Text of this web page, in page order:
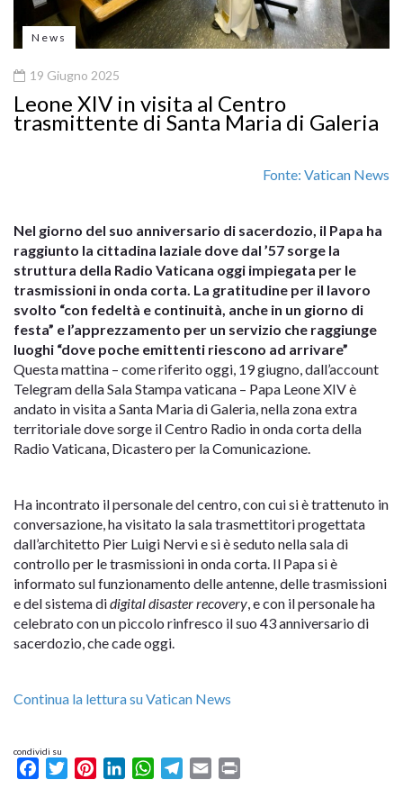
News
19 Giugno 2025
Leone XIV in visita al Centro
trasmittente di Santa Maria di Galeria
Fonte: Vatican News
Nel giorno del suo anniversario di sacerdozio, il Papa ha
raggiunto la cittadina laziale dove dal ’57 sorge la
struttura della Radio Vaticana oggi impiegata per le
trasmissioni in onda corta. La gratitudine per il lavoro
svolto “con fedeltà e continuità, anche in un giorno di
festa” e l’apprezzamento per un servizio che raggiunge
luoghi “dove poche emittenti riescono ad arrivare”
Questa mattina – come riferito oggi, 19 giugno, dall’account
Telegram della Sala Stampa vaticana – Papa Leone XIV è
andato in visita a Santa Maria di Galeria, nella zona extra
territoriale dove sorge il Centro Radio in onda corta della
Radio Vaticana, Dicastero per la Comunicazione.
Ha incontrato il personale del centro, con cui si è trattenuto in
conversazione, ha visitato la sala trasmettitori progettata
dall’architetto Pier Luigi Nervi e si è seduto nella sala di
controllo per le trasmissioni in onda corta. Il Papa si è
informato sul funzionamento delle antenne, delle trasmissioni
e del sistema didigital disaster recovery, e con il personale ha
celebrato con un piccolo rinfresco il suo 43 anniversario di
sacerdozio, che cade oggi.
Continua la lettura su Vatican News
condividi su
FacebookTwitterPinterestLinkedInWhatsAppTelegram
Email